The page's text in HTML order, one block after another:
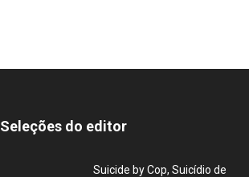
Seleções do editor
Suicide by Cop, Suicídio de